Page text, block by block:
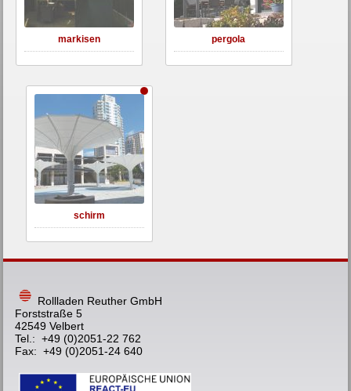
markisen pergola
schirm
Rollladen Reuther GmbH
Forststraße 5
42549 Velbert
Tel.: +49 (0)2051-22 762
Fax: +49 (0)2051-24 640